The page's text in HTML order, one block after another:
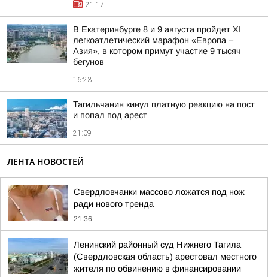
21:17
В Екатеринбурге 8 и 9 августа пройдет XI
легкоатлетический марафон «Европа –
Азия», в котором примут участие 9 тысяч
бегунов
16:23
Тагильчанин кинул платную реакцию на пост
и попал под арест
21:09
ЛЕНТА НОВОСТЕЙ
Свердловчанки массово ложатся под нож
ради нового тренда
21:36
Ленинский районный суд Нижнего Тагила
(Свердловская область) арестовал местного
жителя по обвинению в финансировании